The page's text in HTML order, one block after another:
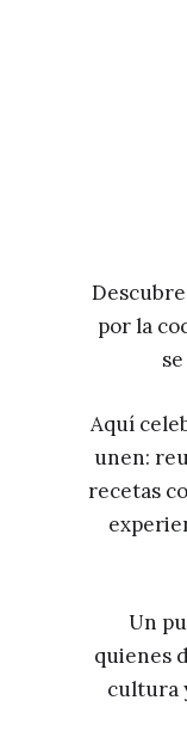
por la
Aquí
unen:
recetas
Un
quienes
cultura